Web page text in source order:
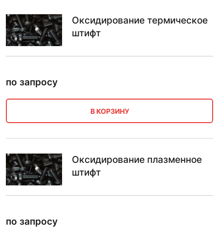
Оксидирование термическое
штифт
по запросу
В КОРЗИНУ
Оксидирование плазменное
штифт
по запросу